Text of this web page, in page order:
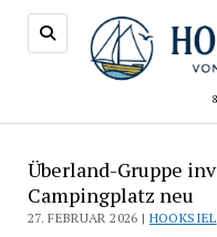
Überland-Gruppe
Campingplatz neu
27. FEBRUAR 2026 | HOOKSIEL